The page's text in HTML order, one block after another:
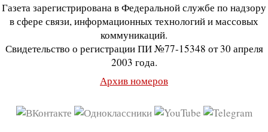
Газета зарегистрирована в Федеральной службе по надзору
в сфере связи, информационных технологий и массовых
коммуникаций.
Свидетельство о регистрации ПИ №77-15348 от 30 апреля
2003 года.
Архив номеров